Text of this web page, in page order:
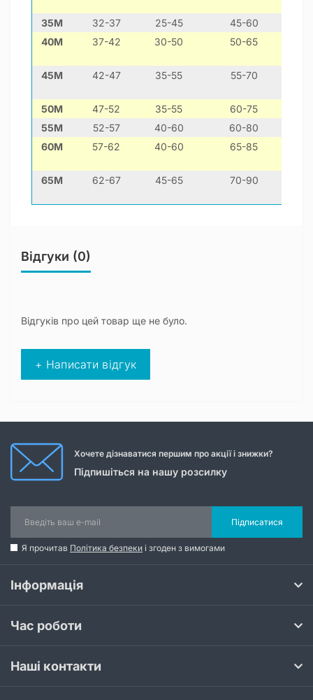
35M 32-37 25-45 45-60
40M
37-42 30-50 50-65
45M 42-47 35-55 55-70
50M 47-52 35-55 60-75
55M
52-57 40-60 60-80
60M
57-62 40-60 65-85
65M 62-67 45-65 70-90
Відгуки (0)
Відгуків про цей товар ще не було.
+ Написати відгук
Хочете дізнаватися першим про акції і знижки?
Підпишіться на нашу розсилку
Підписатися
Я прочитав Політика безпеки і згоден з вимогами
Інформація
Час роботи
Наші контакти